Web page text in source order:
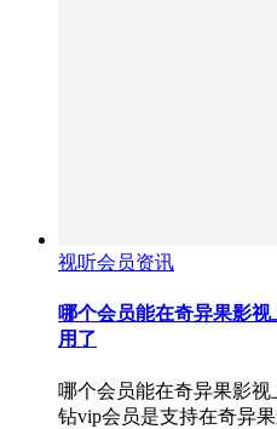
视听会员资讯
哪个会员能在奇异果影
用了
哪个会员能在奇异果影
钻vip会员是支持在奇异